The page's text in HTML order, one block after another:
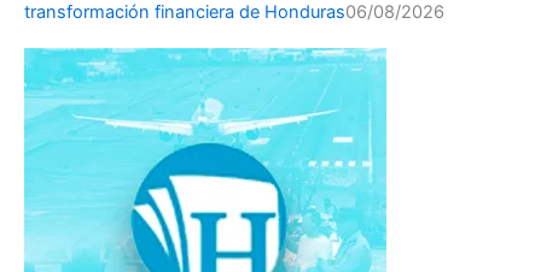
transformación financiera de Honduras06/08/2026